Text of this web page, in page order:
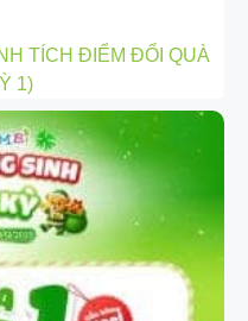
TÍCH ĐIỂM ĐỔI QUÀ
1)